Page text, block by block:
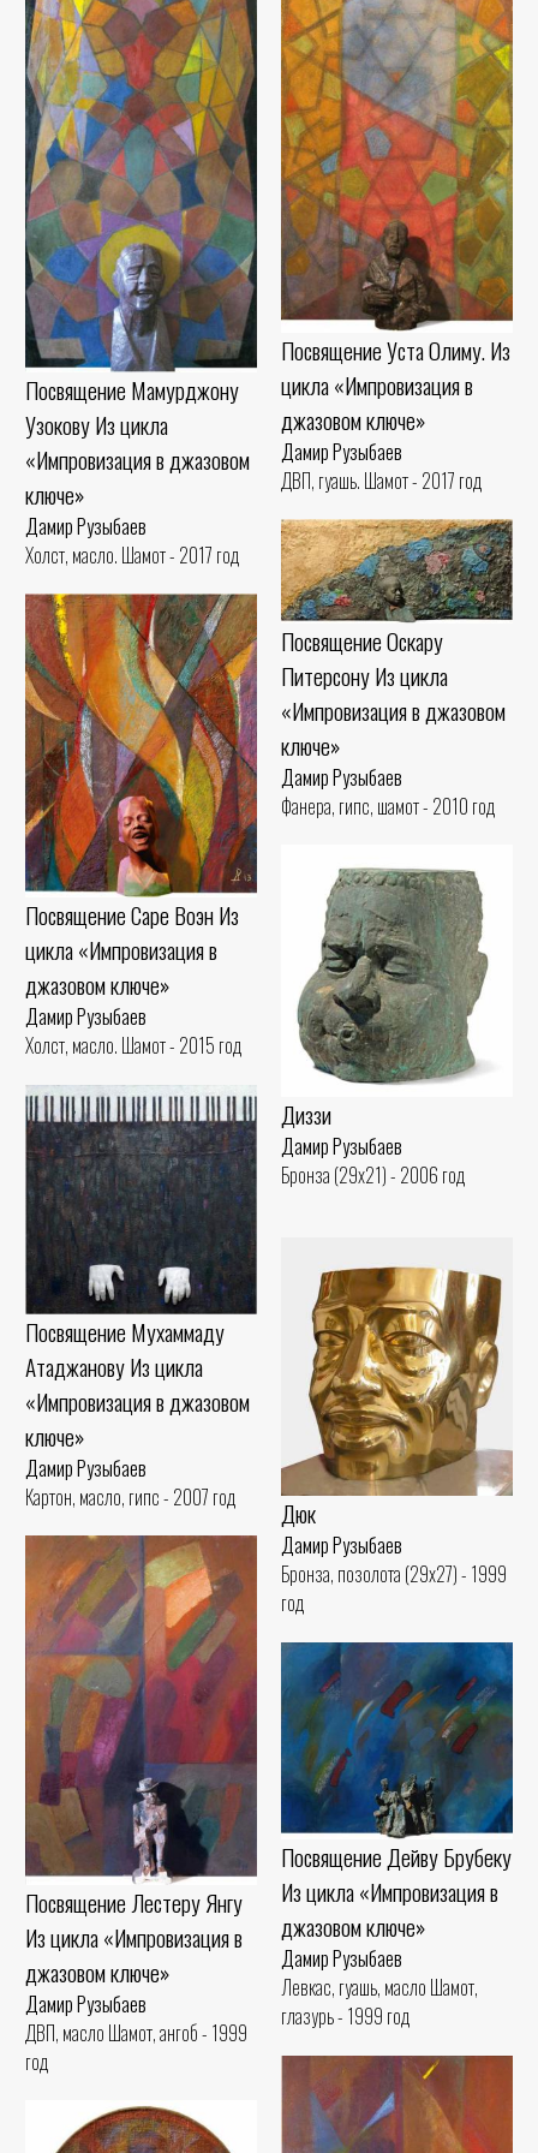
Посвящение Уста Олиму. Из
цикла «Импровизация в
джазовом ключе»
Дамир Рузыбаев
ДВП, гуашь. Шамот - 2017 год
Посвящение Мамурджону
Узокову Из цикла
«Импровизация в джазовом
ключе»
Дамир Рузыбаев
Холст, масло. Шамот - 2017 год
Посвящение Оскару
Питерсону Из цикла
«Импровизация в джазовом
ключе»
Дамир Рузыбаев
Фанера, гипс, шамот - 2010 год
Посвящение Саре Воэн Из
цикла «Импровизация в
джазовом ключе»
Дамир Рузыбаев
Холст, масло. Шамот - 2015 год
Диззи
Дамир Рузыбаев
Бронза (29x21) - 2006 год
Посвящение Мухаммаду
Атаджанову Из цикла
«Импровизация в джазовом
ключе»
Дамир Рузыбаев
Картон, масло, гипс - 2007 год
Дюк
Дамир Рузыбаев
Бронза, позолота (29x27) - 1999
год
Посвящение Лестеру Янгу
Из цикла «Импровизация в
джазовом ключе»
Дамир Рузыбаев
ДВП, масло Шамот, ангоб - 1999
год
Посвящение Дейву Брубеку
Из цикла «Импровизация в
джазовом ключе»
Дамир Рузыбаев
Левкас, гуашь, масло Шамот,
глазурь - 1999 год